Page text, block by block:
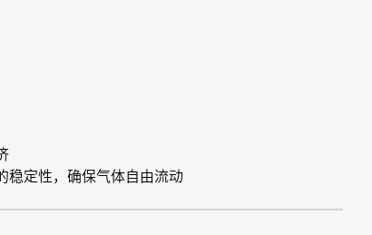
稳定性，确保气体自由流动